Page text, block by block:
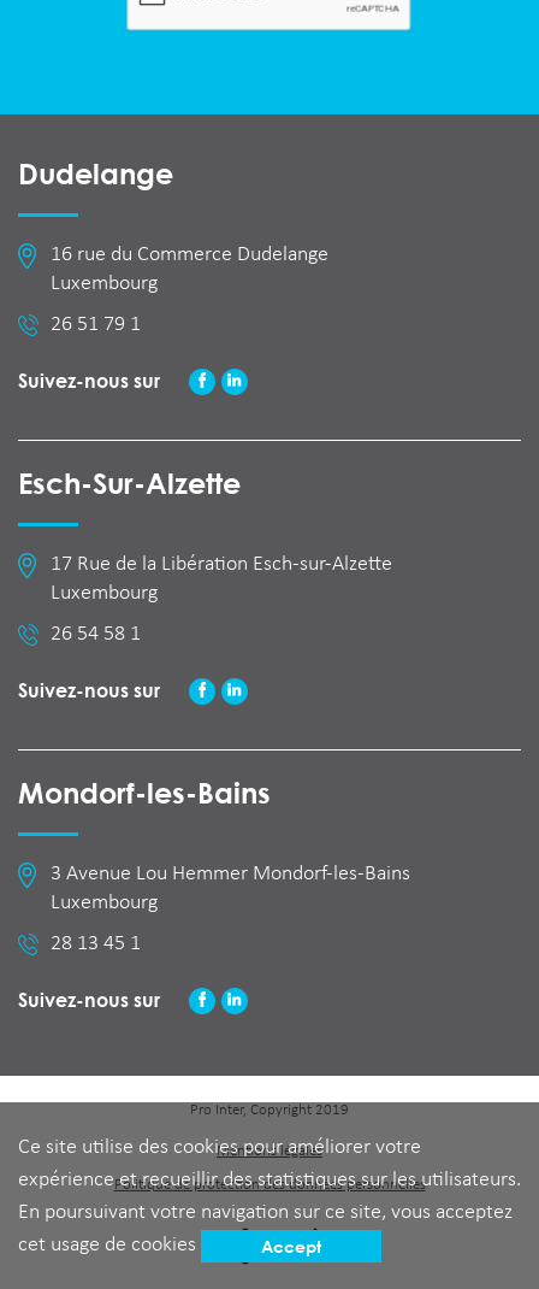
Dudelange
16 rue du Commerce Dudelange
Luxembourg
26 51 79 1
Suivez-nous sur
Esch-Sur-Alzette
17 Rue de la Libération Esch-sur-Alzette
Luxembourg
26 54 58 1
Suivez-nous sur
Mondorf-les-Bains
3 Avenue Lou Hemmer Mondorf-les-Bains
Luxembourg
28 13 45 1
Suivez-nous sur
Pro Inter, Copyright 2019
Mentions légales
Politique de protection des données personnelles
Ce site utilise des cookies pour améliorer votre
expérience et recueillir des statistiques sur les utilisateurs.
En poursuivant votre navigation sur ce site, vous acceptez
cet usage de cookies